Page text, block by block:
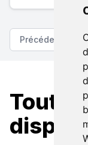
Précédent
Toutes